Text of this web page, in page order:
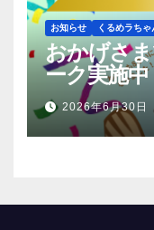
お知らせ くるめラちゃ
おかげさ
ーク実施中
2026年6月30日